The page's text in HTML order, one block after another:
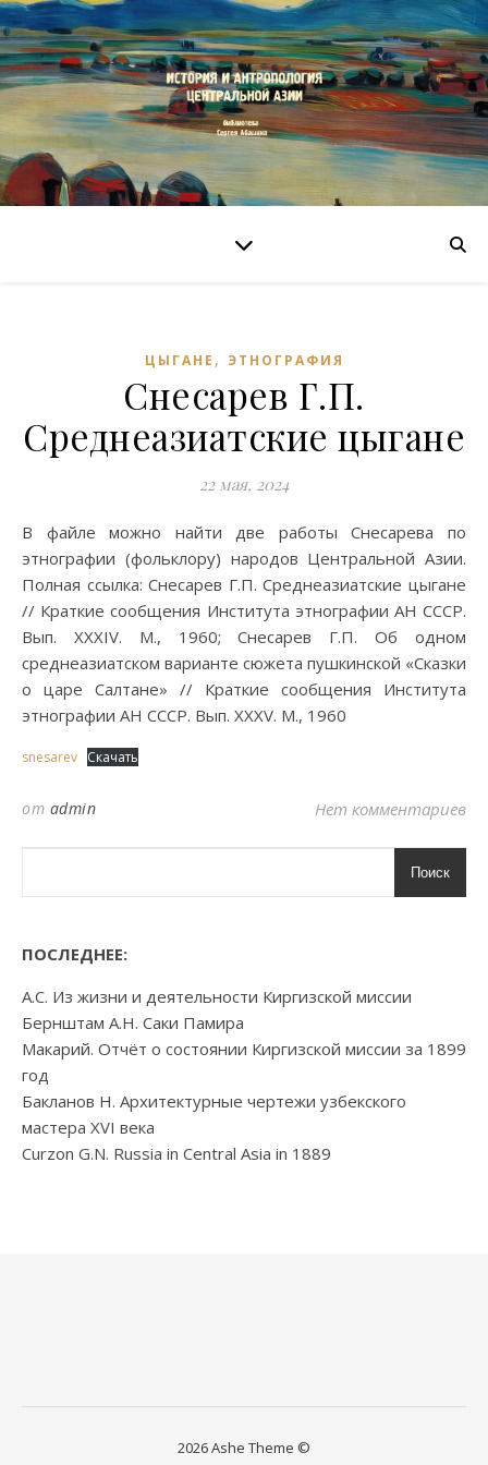
ЦЫГАНЕ , ЭТНОГРАФИЯ
Снесарев Г.П.
Среднеазиатские цыгане
22 мая, 2024
В файле можно найти две работы Снесарева по
этнографии (фольклору) народов Центральной Азии.
Полная ссылка: Снесарев Г.П. Среднеазиатские цыгане
// Краткие сообщения Института этнографии АН СССР.
Вып. XXXIV. М., 1960; Снесарев Г.П. Об одном
среднеазиатском варианте сюжета пушкинской «Сказки
о царе Салтане» // Краткие сообщения Института
этнографии АН СССР. Вып. XXXV. М., 1960
snesarev Скачать
от admin Нет комментариев
Поиск
ПОСЛЕДНЕЕ:
А.С. Из жизни и деятельности Киргизской миссии
Бернштам А.Н. Саки Памира
Макарий. Отчёт о состоянии Киргизской миссии за 1899
год
Бакланов Н. Архитектурные чертежи узбекского
мастера XVI века
Curzon G.N. Russia in Central Asia in 1889
2026 Ashe Theme ©